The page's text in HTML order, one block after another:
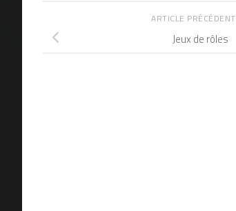
ARTICLE PRÉCÉDENT
Jeux de rôles